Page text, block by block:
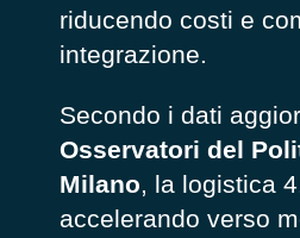
riducendo costi e
integrazione.
Secondo i dati
Osservatori del
Milano, la logistica
accelerando verso